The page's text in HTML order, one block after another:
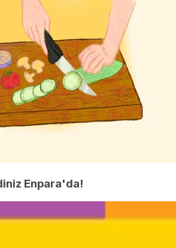
Enpara'da!